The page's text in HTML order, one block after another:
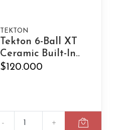
TEKTON
Tekton 6-Ball XT
Ceramic Built-In..
$120.000
- +